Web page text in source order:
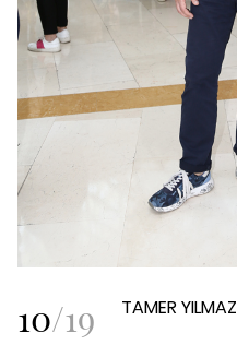
10/19 TAMER YILMAZ